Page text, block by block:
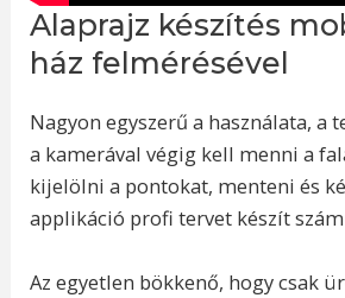
Alaprajz készítés
ház felmérésével
Nagyon egyszerű a használata, a
a kamerával végig kell menni a
kijelölni a pontokat, menteni és
applikáció profi tervet készít
Az egyetlen bökkenő, hogy csak